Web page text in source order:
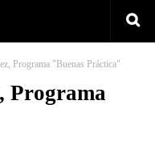
Programa "Buenas Práctica"
Programa